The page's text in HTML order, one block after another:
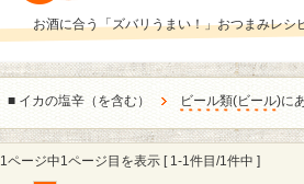
お酒に合う「ズバリうまい！」おつまみレシ
■ イカの塩辛（を含む） ビール類(ビール)に
1ページ中1ページ目を表示 [ 1-1件目/1件中 ]